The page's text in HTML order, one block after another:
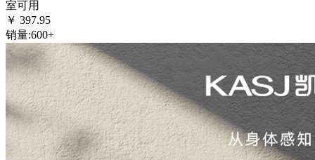
室可用
￥ 397.95
销量:600+